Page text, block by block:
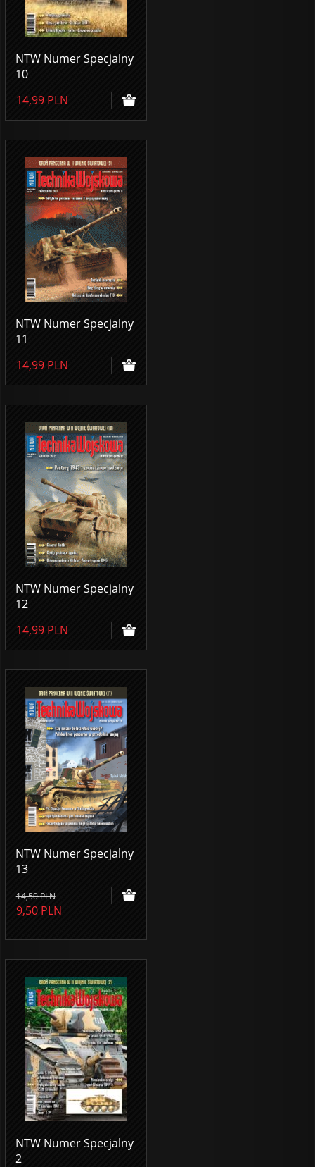
NTW Numer Specjalny
10
14,99 PLN
NTW Numer Specjalny
11
14,99 PLN
NTW Numer Specjalny
12
14,99 PLN
NTW Numer Specjalny
13
14,50PLN
9,50 PLN
NTW Numer Specjalny
2